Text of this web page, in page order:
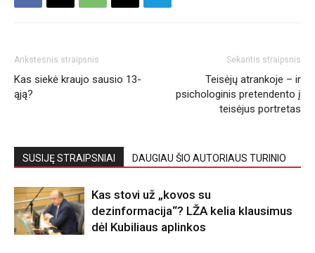
Ankstesnis straipsnis
Kas siekė kraujo sausio 13-
ąją?
Sekantis straipsnis
Teisėjų atrankoje – ir
psichologinis pretendento į
teisėjus portretas
SUSIJĘ STRAIPSNIAI DAUGIAU ŠIO AUTORIAUS TURINIO
Kas stovi už „kovos su
dezinformacija“? LŽA kelia klausimus
dėl Kubiliaus aplinkos